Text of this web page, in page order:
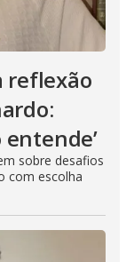
reflexão
entende’
sobre desafios
com escolha